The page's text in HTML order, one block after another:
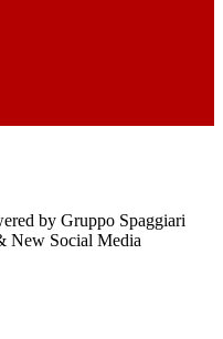
by Gruppo Spaggiari
New Social Media